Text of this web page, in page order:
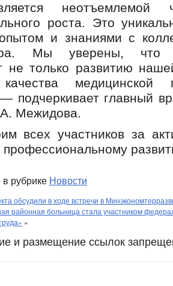
неотъемлемой
роста. Это
и знаниями с
Мы уверены, что
не только развитию
подчеркивает главный
Межидова.
всех участников за
профессиональному
рубрике Новости
обсудили в ходе встречи в
районная больница стала участником
»
и размещение ссылок